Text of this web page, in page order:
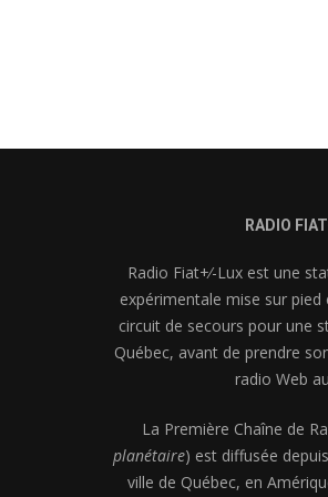
RADIO
Radio Fiat+⁄-Lux est une
expérimentale mise sur pied
circuit de secours pour une
Québec, avant de prendre
radio Web
La Première Chaîne de
planétaire) est diffusée
ville de Québec, en